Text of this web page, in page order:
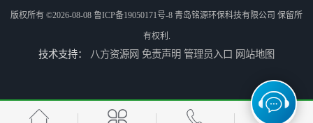
调蓄池冲洗阀给排水设备 节省水资源 提高工作效率
版权所有 ©2026-08-08 鲁ICP备19050171号-8 青岛铭源环保科技有限公司 保留所
有权利.
技术支持： 八方资源网 免责声明 管理员入口 网站地图